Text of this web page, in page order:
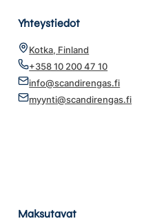
Yhteystiedot
Kotka, Finland
+358 10 200 47 10
info@scandirengas.fi
myynti@scandirengas.fi
Maksutavat